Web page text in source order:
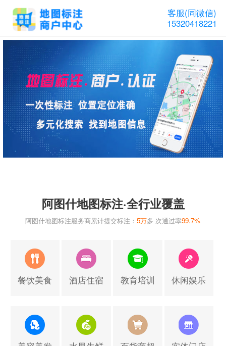
客服(同微信)
15320418221
阿图什地图标注·全行业覆盖
阿图什地图标注服务商累计提交标注：5万多 次通过率99.7%
餐饮美食 酒店住宿 教育培训 休闲娱乐